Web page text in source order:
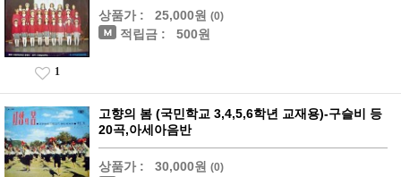
상품가 : 25,000원 (0)
적립금 : 500원
1
고향의 봄 (국민학교 3,4,5,6학년 교재용)-구슬비 등
20곡,아세아음반
상품가 : 30,000원 (0)